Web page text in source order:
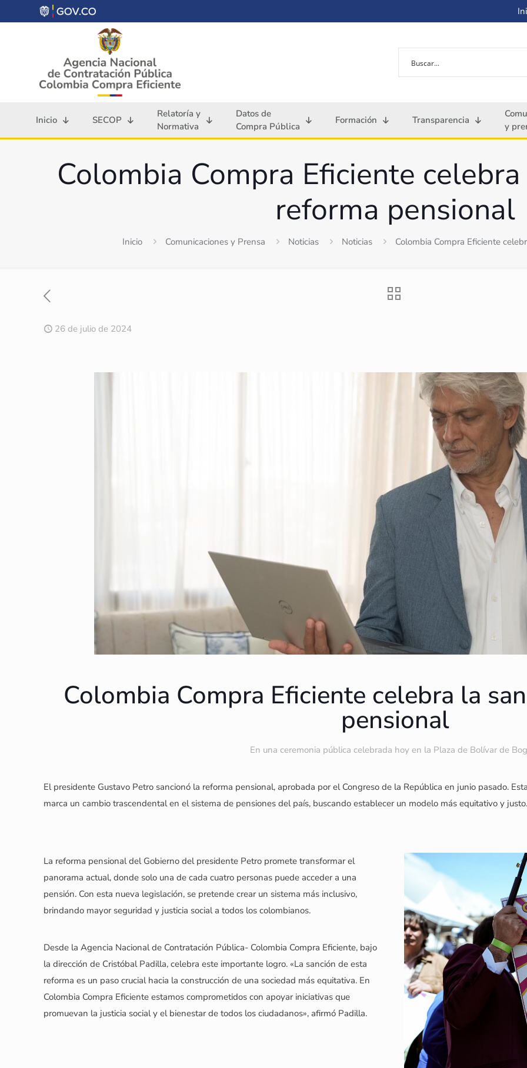
Inicio SECOP
Relatoría y
Normativa
Datos de
Compra Pública
Formación Transparencia
y
Colombia Compra Eficiente
reforma pensional
Inicio Comunicaciones y Prensa Noticias Noticias Colombia Compra Eficiente
26 de julio de 2024
Colombia Compra Eficiente celebra la
pensional
En una ceremonia pública celebrada hoy en la Plaza de Bolívar de
El presidente Gustavo Petro sancionó la reforma pensional, aprobada por el Congreso de la República en junio pasado.
marca un cambio trascendental en el sistema de pensiones del país, buscando establecer un modelo más equitativo y
La reforma pensional del Gobierno del presidente Petro promete transformar el
panorama actual, donde solo una de cada cuatro personas puede acceder a una
pensión. Con esta nueva legislación, se pretende crear un sistema más inclusivo,
brindando mayor seguridad y justicia social a todos los colombianos.
Desde la Agencia Nacional de Contratación Pública- Colombia Compra Eficiente, bajo
la dirección de Cristóbal Padilla, celebra este importante logro. «La sanción de esta
reforma es un paso crucial hacia la construcción de una sociedad más equitativa. En
Colombia Compra Eficiente estamos comprometidos con apoyar iniciativas que
promuevan la justicia social y el bienestar de todos los ciudadanos», afirmó Padilla.